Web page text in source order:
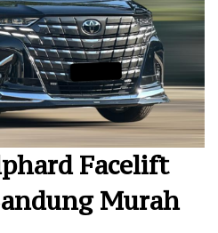
Facelift
Murah